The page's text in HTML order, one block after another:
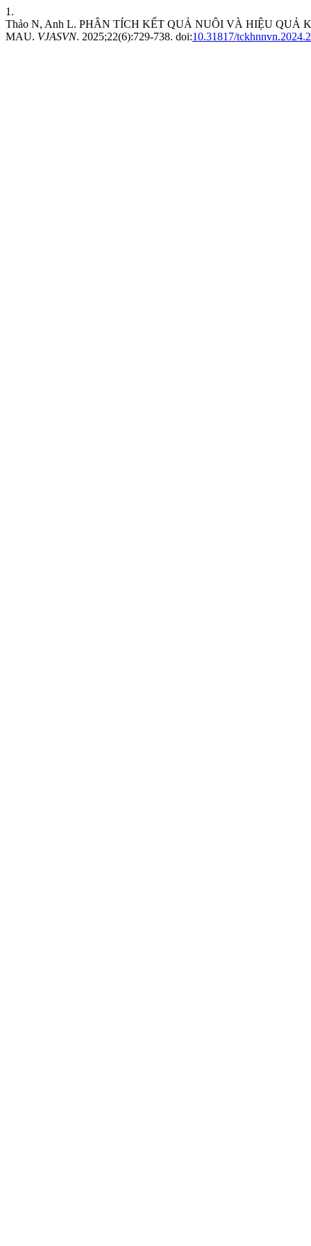
1.
Thảo N, Anh L. PHÂN TÍCH KẾT QUẢ NUÔI VÀ HIỆU QUẢ
MAU. VJASVN. 2025;22(6):729-738. doi:10.31817/